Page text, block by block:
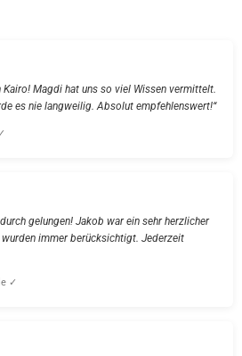
Magdi hat uns so viel Wissen vermittelt.
es nie langweilig. Absolut empfehlenswert!“
gelungen! Jakob war ein sehr herzlicher
wurden immer berücksichtigt. Jederzeit
✓